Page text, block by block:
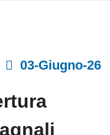
03-Giugno-26